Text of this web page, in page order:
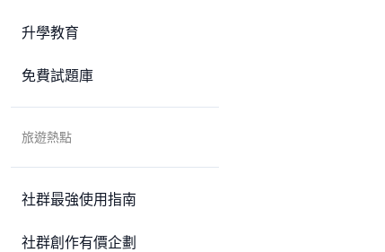
升學教育
免費試題庫
旅遊熱點
社群最強使用指南
社群創作有價企劃